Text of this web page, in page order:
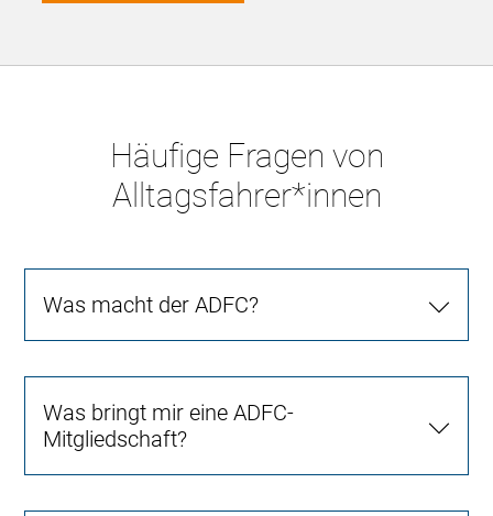
Häufige Fragen von
Alltagsfahrer*innen
Was macht der ADFC?
Was bringt mir eine ADFC-
Mitgliedschaft?